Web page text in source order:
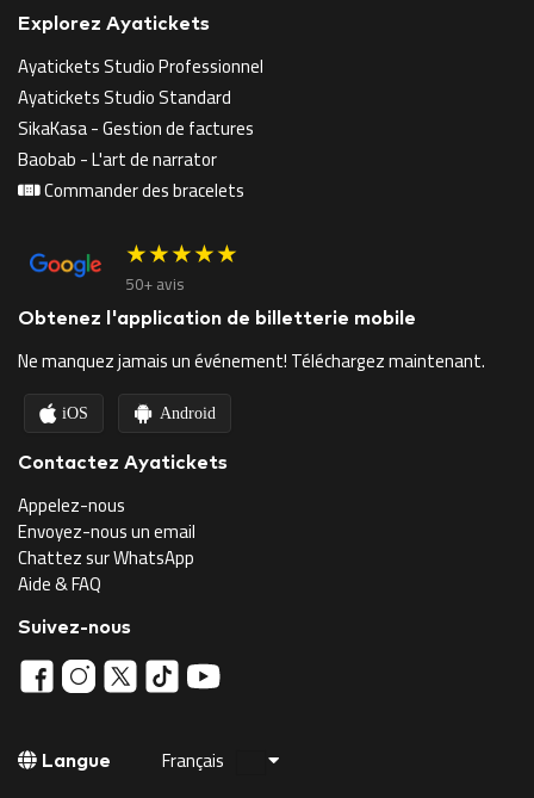
Explorez Ayatickets
Ayatickets Studio Professionnel
Ayatickets Studio Standard
SikaKasa - Gestion de factures
Baobab - L'art de narrator
Commander des bracelets
★★★★★
50+ avis
Obtenez l'application de billetterie mobile
Ne manquez jamais un événement! Téléchargez maintenant.
iOS Android
Contactez Ayatickets
Appelez-nous
Envoyez-nous un email
Chattez sur WhatsApp
Aide & FAQ
Suivez-nous
Langue Français